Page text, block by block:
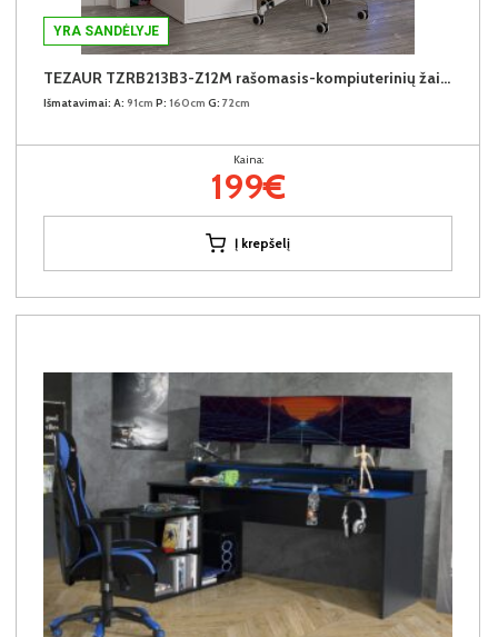
YRA SANDĖLYJE
TEZAUR TZRB213B3-Z12M rašomasis-kompiuterinių žaidimų stalas su LED
Išmatavimai: A: 91cm P: 160cm G: 72cm
Kaina:
199€
Į krepšelį